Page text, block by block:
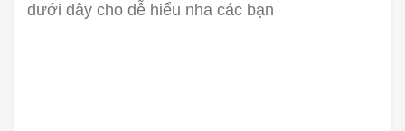
dưới đây cho dễ hiểu nha các bạn